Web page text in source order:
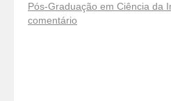
Pós-Graduação em Ciência da
comentário